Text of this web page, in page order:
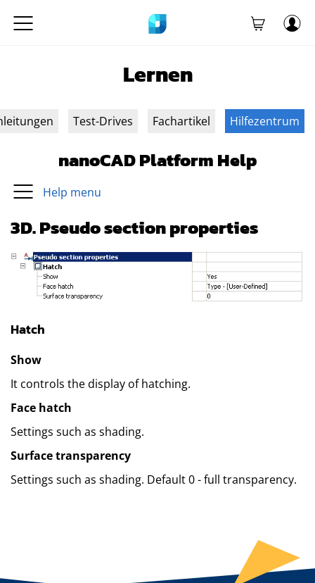
Lernen
Test-Drives Fachartikel Hilfezentrum
nanoCAD Platform Help
Help menu
3D. Pseudo section properties
Hatch
Show
It controls the display of hatching.
Face hatch
Settings such as shading.
Surface transparency
Settings such as shading. Default 0 - full transparency.